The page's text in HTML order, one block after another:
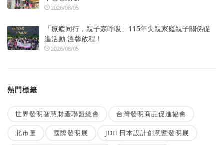
2026/08/05
「療癒同行，親子森呼吸」115年失親家庭親子關係促
進活動 溫馨啟程！
2026/08/05
熱門標籤
世界發明智慧財產聯盟總會 台灣發明商品促進協會
北市圖 國際發明展 JDIE日本設計創意暨發明展